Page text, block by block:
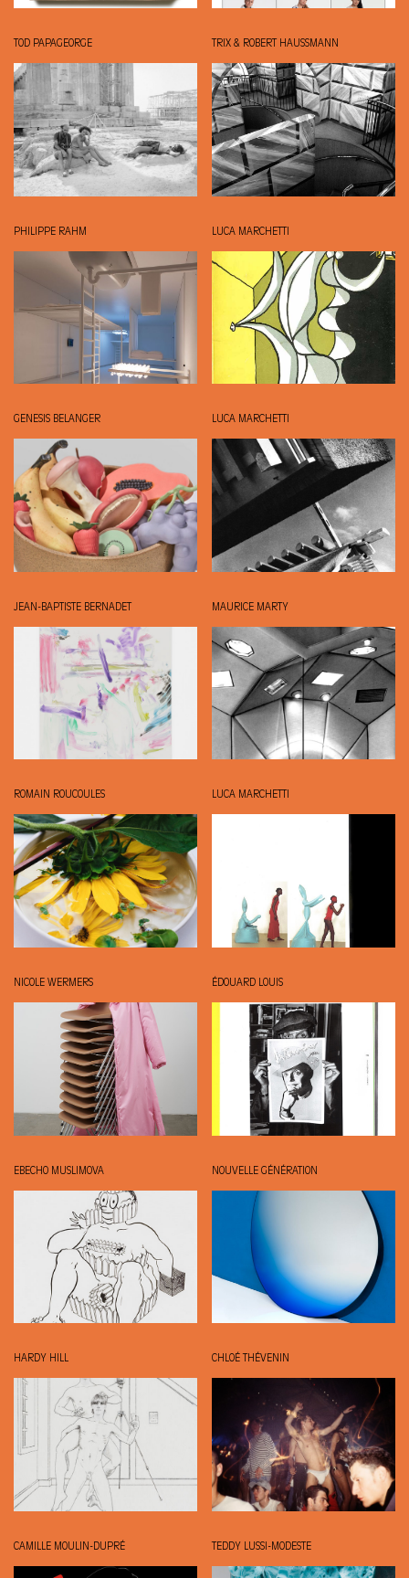
TOD PAPAGEORGE TRIX & ROBERT HAUSSMANN
PHILIPPE RAHM LUCA MARCHETTI
GENESIS BELANGER LUCA MARCHETTI
JEAN-BAPTISTE BERNADET MAURICE MARTY
ROMAIN ROUCOULES LUCA MARCHETTI
NICOLE WERMERS ÉDOUARD LOUIS
EBECHO MUSLIMOVA NOUVELLE GÉNÉRATION
HARDY HILL CHLOÉ THÉVENIN
CAMILLE MOULIN-DUPRÉ TEDDY LUSSI-MODESTE